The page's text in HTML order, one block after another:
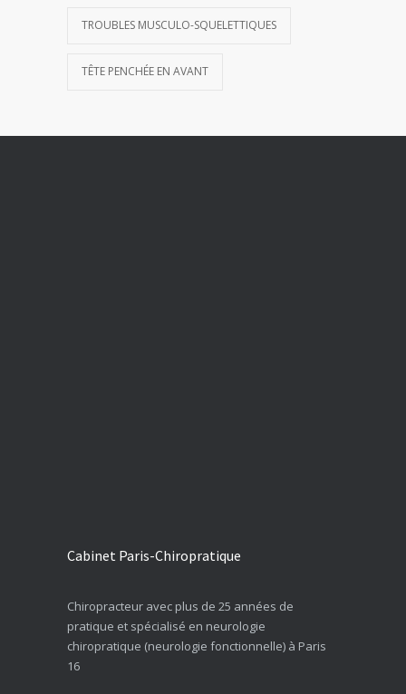
TROUBLES MUSCULO-SQUELETTIQUES
TÊTE PENCHÉE EN AVANT
Cabinet Paris-Chiropratique
Chiropracteur avec plus de 25 années de
pratique et spécialisé en neurologie
chiropratique (neurologie fonctionnelle) à Paris
16